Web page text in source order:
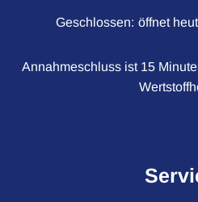
Klicken, um weitere
Geschlossen: öffnet
Annahmeschluss ist 15